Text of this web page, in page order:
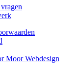
Moor Webdesign